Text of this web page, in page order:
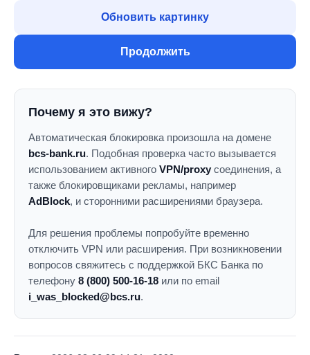
Обновить картинку
Продолжить
Почему я это вижу?
Автоматическая блокировка произошла на домене
bcs-bank.ru. Подобная проверка часто вызывается
использованием активного VPN/proxy соединения, а
также блокировщиками рекламы, например
AdBlock, и сторонними расширениями браузера.
Для решения проблемы попробуйте временно
отключить VPN или расширения. При возникновении
вопросов свяжитесь с поддержкой БКС Банка по
телефону 8 (800) 500-16-18 или по email
i_was_blocked@bcs.ru.